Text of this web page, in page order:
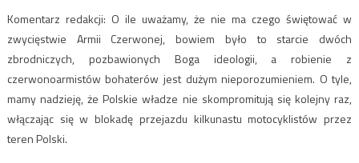
Komentarz redakcji: O ile uważamy, że nie ma czego świętować w
zwycięstwie Armii Czerwonej, bowiem było to starcie dwóch
zbrodniczych, pozbawionych Boga ideologii, a robienie z
czerwonoarmistów bohaterów jest dużym nieporozumieniem. O tyle,
mamy nadzieję, że Polskie władze nie skompromitują się kolejny raz,
włączając się w blokadę przejazdu kilkunastu motocyklistów przez
teren Polski.